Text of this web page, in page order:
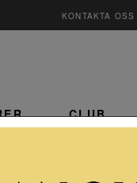
KONTAKTA OSS
CLUB